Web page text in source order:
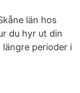
län hos
du hyr ut din
perioder i